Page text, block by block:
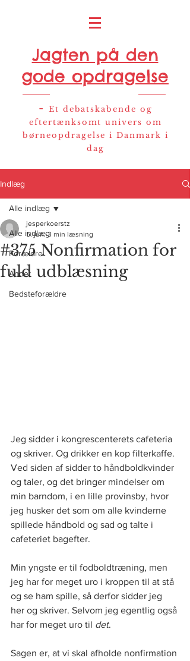
Jagten på den
gode opdragelse
- Et debatskabende og
eftertænksomt univers om
børneopdragelse i Danmark i
dag
Indlæg
Alle indlæg
Forældre
Andet
Bedsteforældre
Alle indlæg
#375 Nonfirmation for
fuld udblæsning
jesperkoerstz
5. jun. 3 min læsning
Jeg sidder i kongrescenterets cafeteria
og skriver. Og drikker en kop filterkaffe.
Ved siden af sidder to håndboldkvinder
og taler, og det bringer mindelser om
min barndom, i en lille provinsby, hvor
jeg husker det som om alle kvinderne
spillede håndbold og sad og talte i
cafeteriet bagefter.
Min yngste er til fodboldtræning, men
jeg har for meget uro i kroppen til at stå
og se ham spille, så derfor sidder jeg
her og skriver. Selvom jeg egentlig også
har for meget uro til det.
Sagen er, at vi skal afholde nonfirmation